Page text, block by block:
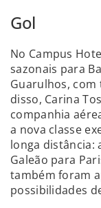
Gol
No Campus
sazonais para
Guarulhos, com
disso, Carina
companhia
a nova classe
longa distância:
Galeão para
também foram
possibilidades